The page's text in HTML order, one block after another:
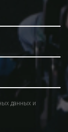
данных и